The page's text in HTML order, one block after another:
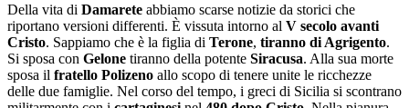
Della vita di Damarete abbiamo scarse notizie da storici che
riportano versioni differenti. È vissuta intorno al V secolo avanti
Cristo. Sappiamo che è la figlia di Terone, tiranno di Agrigento.
Si sposa con Gelone tiranno della potente Siracusa. Alla sua morte
sposa il fratello Polizeno allo scopo di tenere unite le ricchezze
delle due famiglie. Nel corso del tempo, i greci di Sicilia si scontrano